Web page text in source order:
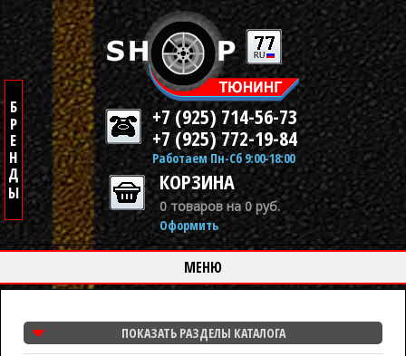
+7 (925) 714-56-73
+7 (925) 772-19-84
Работаем Пн-Сб 9:00-18:00
КОРЗИНА
0 товаров на 0 руб.
Оформить
МЕНЮ
ПОКАЗАТЬ РАЗДЕЛЫ КАТАЛОГА